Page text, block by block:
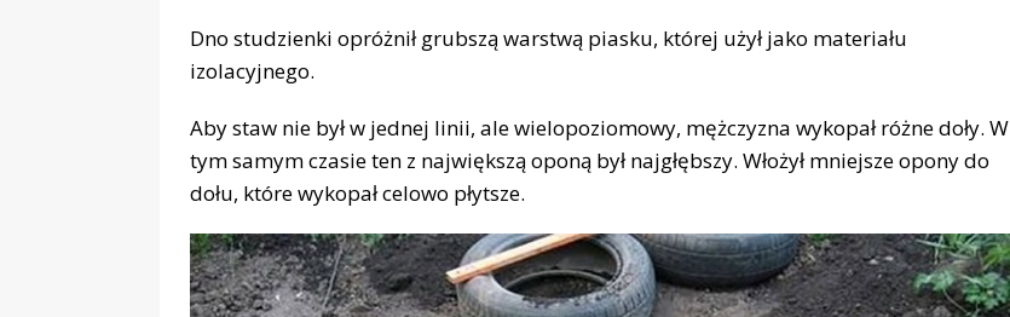
Dno studzienki opróżnił grubszą warstwą piasku, której użył jako materiału
izolacyjnego.
Aby staw nie był w jednej linii, ale wielopoziomowy, mężczyzna wykopał różne doły. W
tym samym czasie ten z największą oponą był najgłębszy. Włożył mniejsze opony do
dołu, które wykopał celowo płytsze.